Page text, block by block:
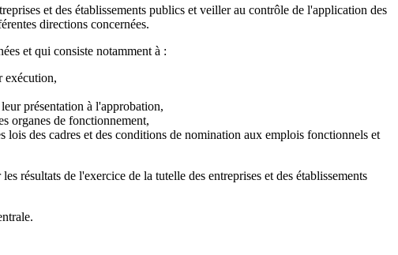
et des établissements publics et veiller au contrôle de l'application des
directions concernées.
et qui consiste notamment à :
exécution,
présentation à l'approbation,
organes de fonctionnement,
lois des cadres et des conditions de nomination aux emplois fonctionnels et
résultats de l'exercice de la tutelle des entreprises et des établissements